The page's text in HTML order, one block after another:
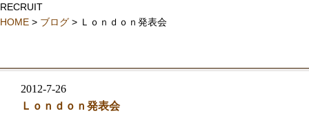
RECRUIT
HOME > ブログ > Ｌｏｎｄｏｎ発表会
2012-7-26
Ｌｏｎｄｏｎ発表会